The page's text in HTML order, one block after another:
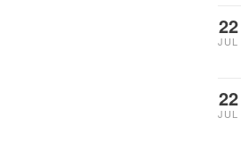
22
JUL
22
JUL